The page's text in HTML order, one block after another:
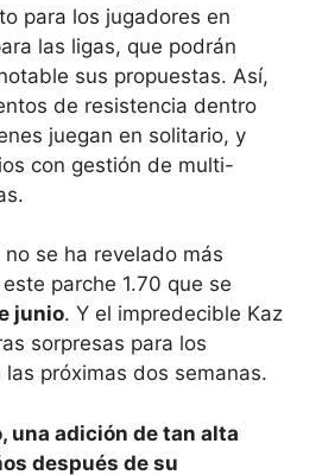
para los jugadores en
las ligas, que podrán
sus propuestas. Así,
de resistencia dentro
juegan en solitario, y
con gestión de multi-
se ha revelado más
parche 1.70 que se
junio. Y el impredecible Kaz
sorpresas para los
próximas dos semanas.
una adición de tan alta
después de su